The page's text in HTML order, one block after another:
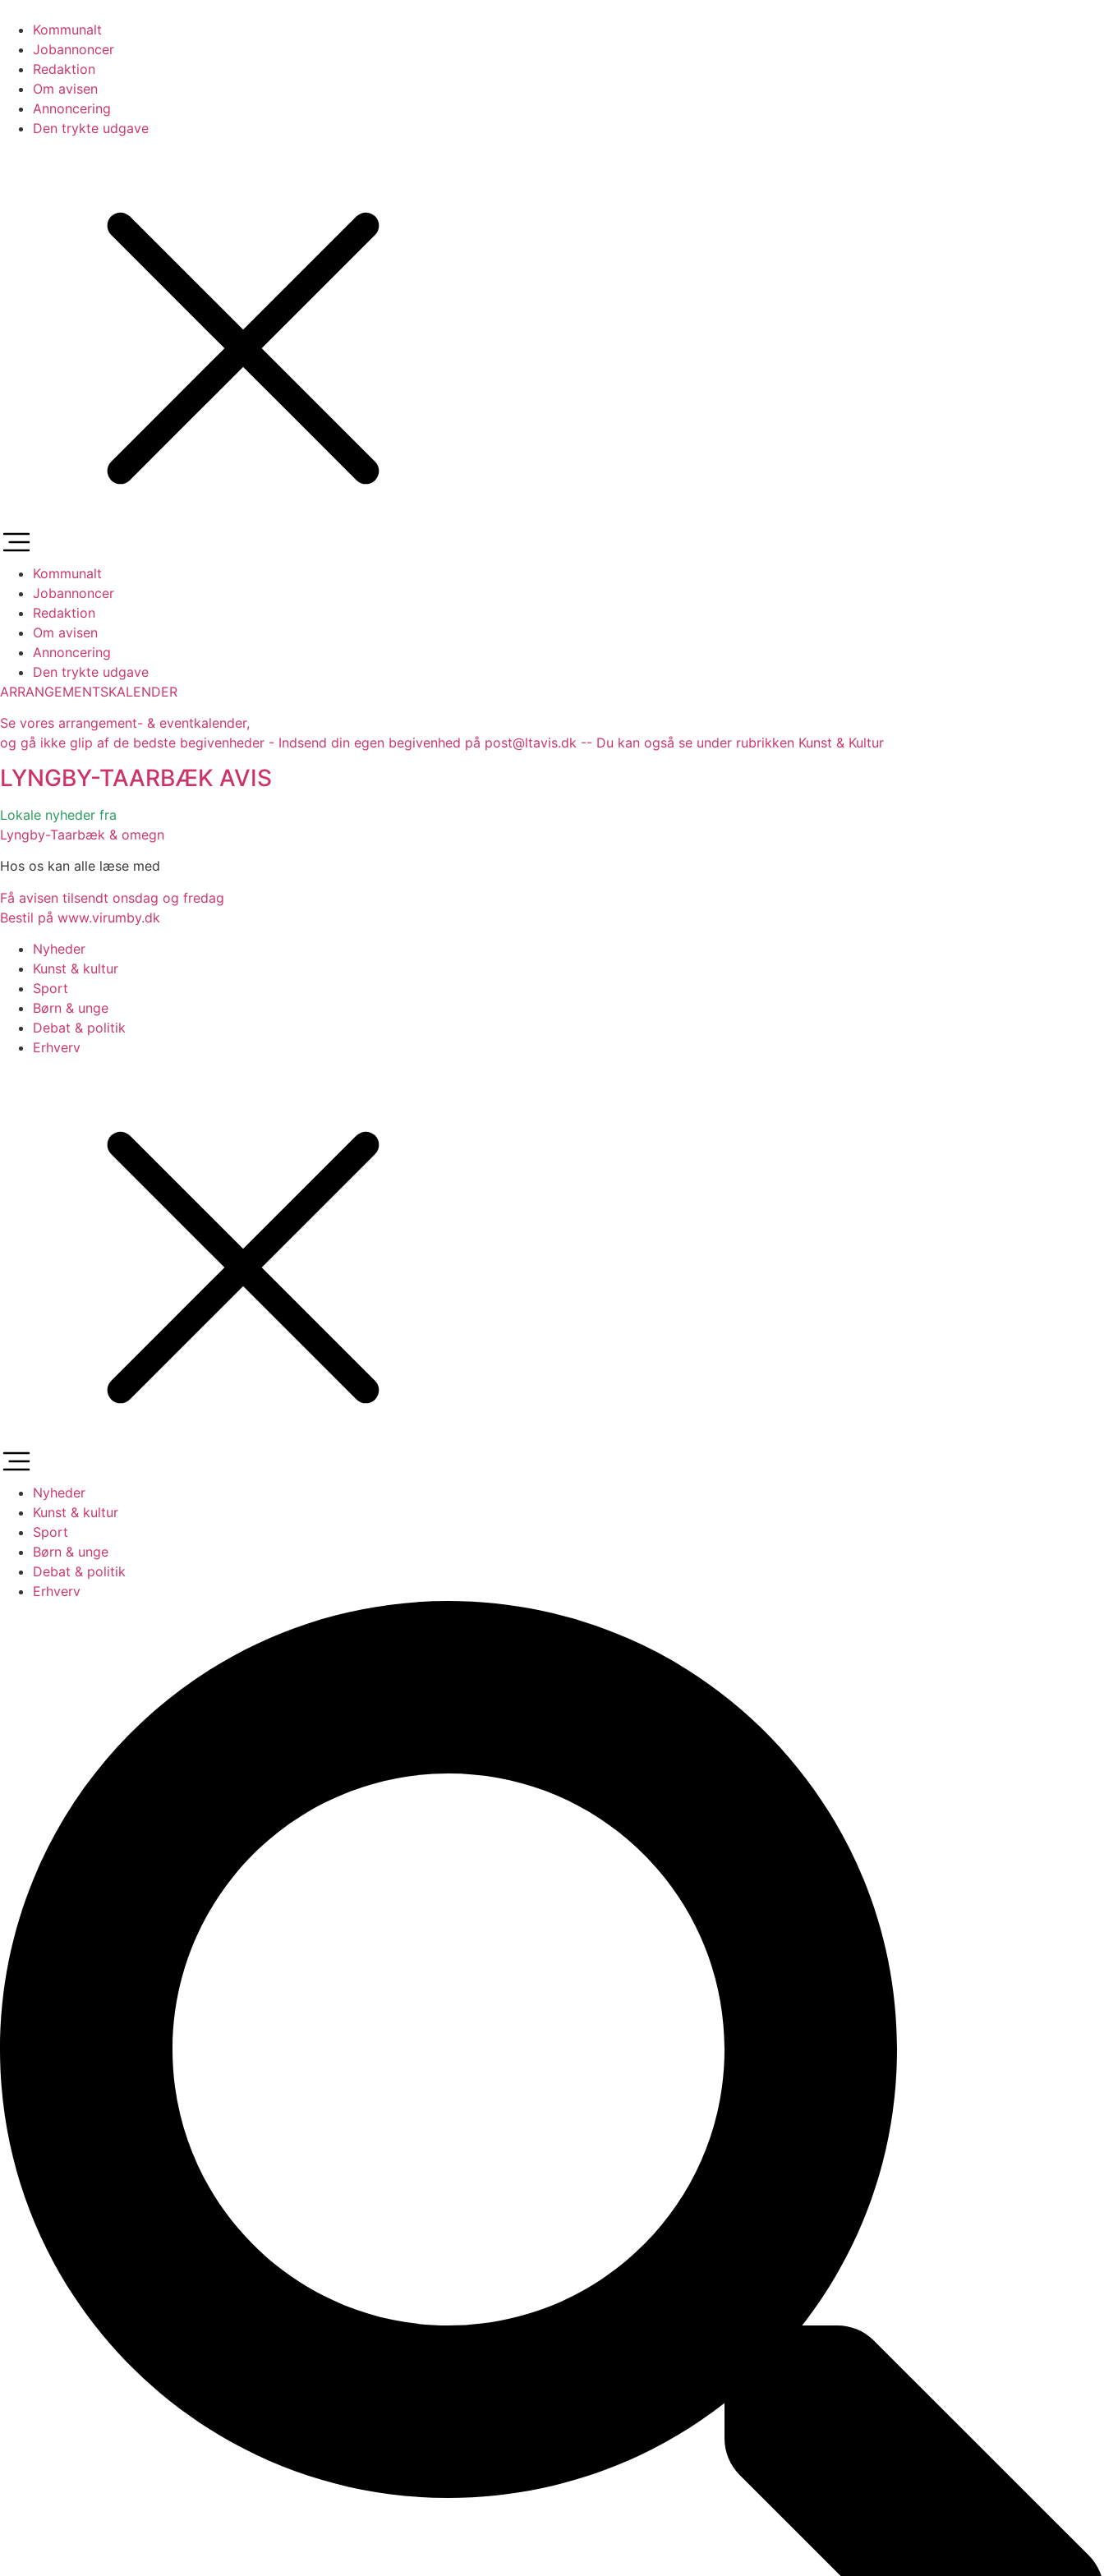
indhold
Kommunalt
Jobannoncer
Redaktion
Om avisen
Annoncering
Den trykte udgave
Kommunalt
Jobannoncer
Redaktion
Om avisen
Annoncering
Den trykte udgave
ARRANGEMENTSKALENDER
Se vores arrangement- & eventkalender,
og gå ikke glip af de bedste begivenheder - Indsend din egen begivenhed på post@ltavis.dk -- Du kan også se under rubrikken Kunst & Kultur
LYNGBY-TAARBÆK AVIS
Lokale nyheder fra
Lyngby-Taarbæk & omegn
Hos os kan alle læse med
Få avisen tilsendt onsdag og fredag
Bestil på www.virumby.dk
Nyheder
Kunst & kultur
Sport
Børn & unge
Debat & politik
Erhverv
Nyheder
Kunst & kultur
Sport
Børn & unge
Debat & politik
Erhverv